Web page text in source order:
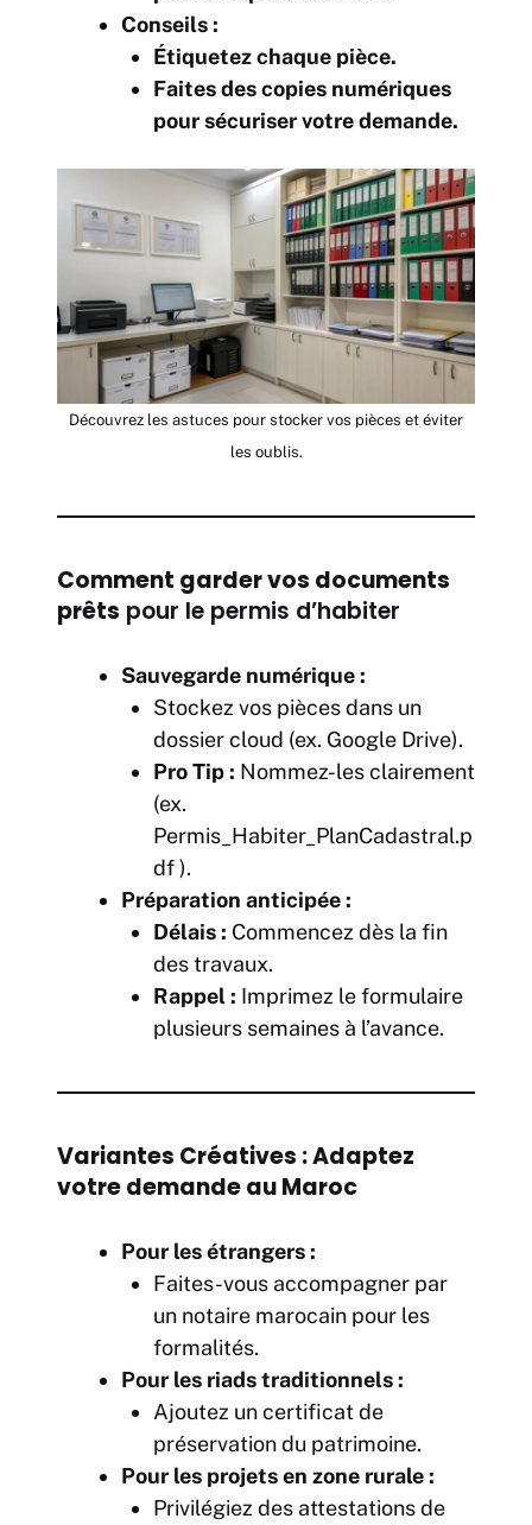
Conseils :
Étiquetez chaque pièce.
Faites des copies numériques
pour sécuriser votre demande.
Découvrez les astuces pour stocker vos pièces et éviter
les oublis.
Comment garder vos documents
prêts pour le permis d’habiter
Sauvegarde numérique :
Stockez vos pièces dans un
dossier cloud (ex. Google Drive).
Pro Tip : Nommez-les clairement
(ex.
Permis_Habiter_PlanCadastral.p
df).
Préparation anticipée :
Délais : Commencez dès la fin
des travaux.
Rappel : Imprimez le formulaire
plusieurs semaines à l’avance.
Variantes Créatives : Adaptez
votre demande au Maroc
Pour les étrangers :
Faites-vous accompagner par
un notaire marocain pour les
formalités.
Pour les riads traditionnels :
Ajoutez un certificat de
préservation du patrimoine.
Pour les projets en zone rurale :
Privilégiez des attestations de